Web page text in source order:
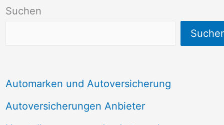
Suchen
Automarken und Autoversicherung
Autoversicherungen Anbieter